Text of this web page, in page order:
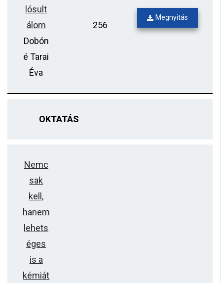
lósult
álom
Dobón
é Tarai
Éva
256
Megnyitás
OKTATÁS
Nemc
sak
kell,
hanem
lehets
éges
is a
kémiát